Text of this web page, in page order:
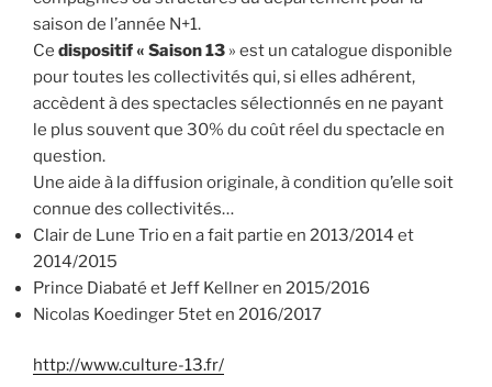
saison de l’année N+1.
Ce dispositif « Saison 13 » est un catalogue disponible
pour toutes les collectivités qui, si elles adhérent,
accèdent à des spectacles sélectionnés en ne payant
le plus souvent que 30% du coût réel du spectacle en
question.
Une aide à la diffusion originale, à condition qu’elle soit
connue des collectivités…
Clair de Lune Trio en a fait partie en 2013/2014 et
2014/2015
Prince Diabaté et Jeff Kellner en 2015/2016
Nicolas Koedinger 5tet en 2016/2017
http://www.culture-13.fr/